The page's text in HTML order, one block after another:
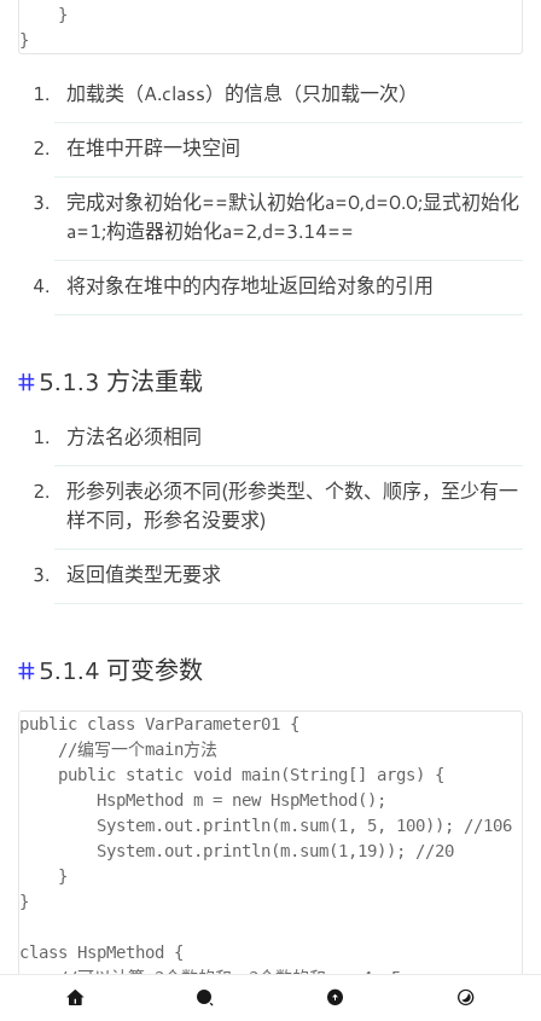
    }
加载类（A.class）的信息（只加载一次）
在堆中开辟一块空间
完成对象初始化==默认初始化a=0,d=0.0;显式初始化
a=1;构造器初始化a=2,d=3.14==
将对象在堆中的内存地址返回给对象的引用
5.1.3 方法重载
方法名必须相同
形参列表必须不同(形参类型、个数、顺序，至少有一
样不同，形参名没要求)
返回值类型无要求
5.1.4 可变参数
public class VarParameter01 {
}
class HspMethod {